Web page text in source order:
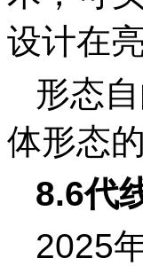
设计在
形态
体形态
8.6代
2025